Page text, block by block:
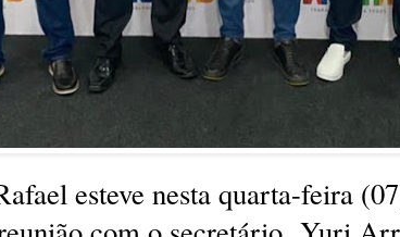
esteve nesta quarta-feira